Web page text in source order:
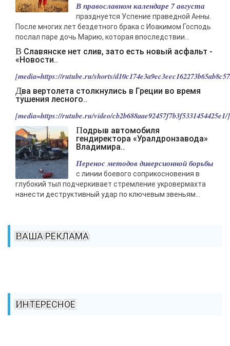
В православном календаре 7 августа
празднуется Успение праведной Анны.
После многих лет бездетного брака с Иоакимом Господь
послал паре дочь Марию, которая впоследствии...
В Славянске нет слив, зато есть новый асфальт -
«Новости..
[media=https://rutube.ru/shorts/
Два вертолета столкнулись в Греции во время
тушения лесного..
[media=https://rutube.ru/video/
Подрыв автомобиля
гендиректора «Уралдронзавода»
Владимира..
Перенос методов диверсионной борьбы
с линии боевого соприкосновения в
глубокий тыл подчеркивает стремление укровермахта
нанести деструктивный удар по ключевым звеньям...
ВАША РЕКЛАМА
ИНТЕРЕСНОЕ